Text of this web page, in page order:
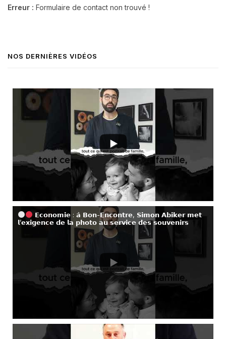
Erreur : Formulaire de contact non trouvé !
NOS DERNIÈRES VIDÉOS
𝗘𝗰𝗼𝗻𝗼𝗺𝗶𝗲 : 𝗮̀ 𝗕𝗼𝗻-𝗘𝗻𝗰𝗼𝗻𝘁𝗿𝗲, 𝗦𝗶𝗺𝗼𝗻 𝗔𝗯𝗶𝗸𝗲𝗿 𝗺𝗲𝘁
𝗹’𝗲𝘅𝗶𝗴𝗲𝗻𝗰𝗲 𝗱𝗲 𝗹𝗮 𝗽𝗵𝗼𝘁𝗼 𝗮𝘂 𝘀𝗲𝗿𝘃𝗶𝗰𝗲 𝗱𝗲𝘀 𝘀𝗼𝘂𝘃𝗲𝗻𝗶𝗿𝘀